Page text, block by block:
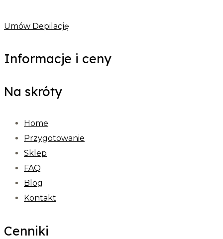
Umów Depilację
Informacje i ceny
Na skróty
Home
Przygotowanie
Sklep
FAQ
Blog
Kontakt
Cenniki